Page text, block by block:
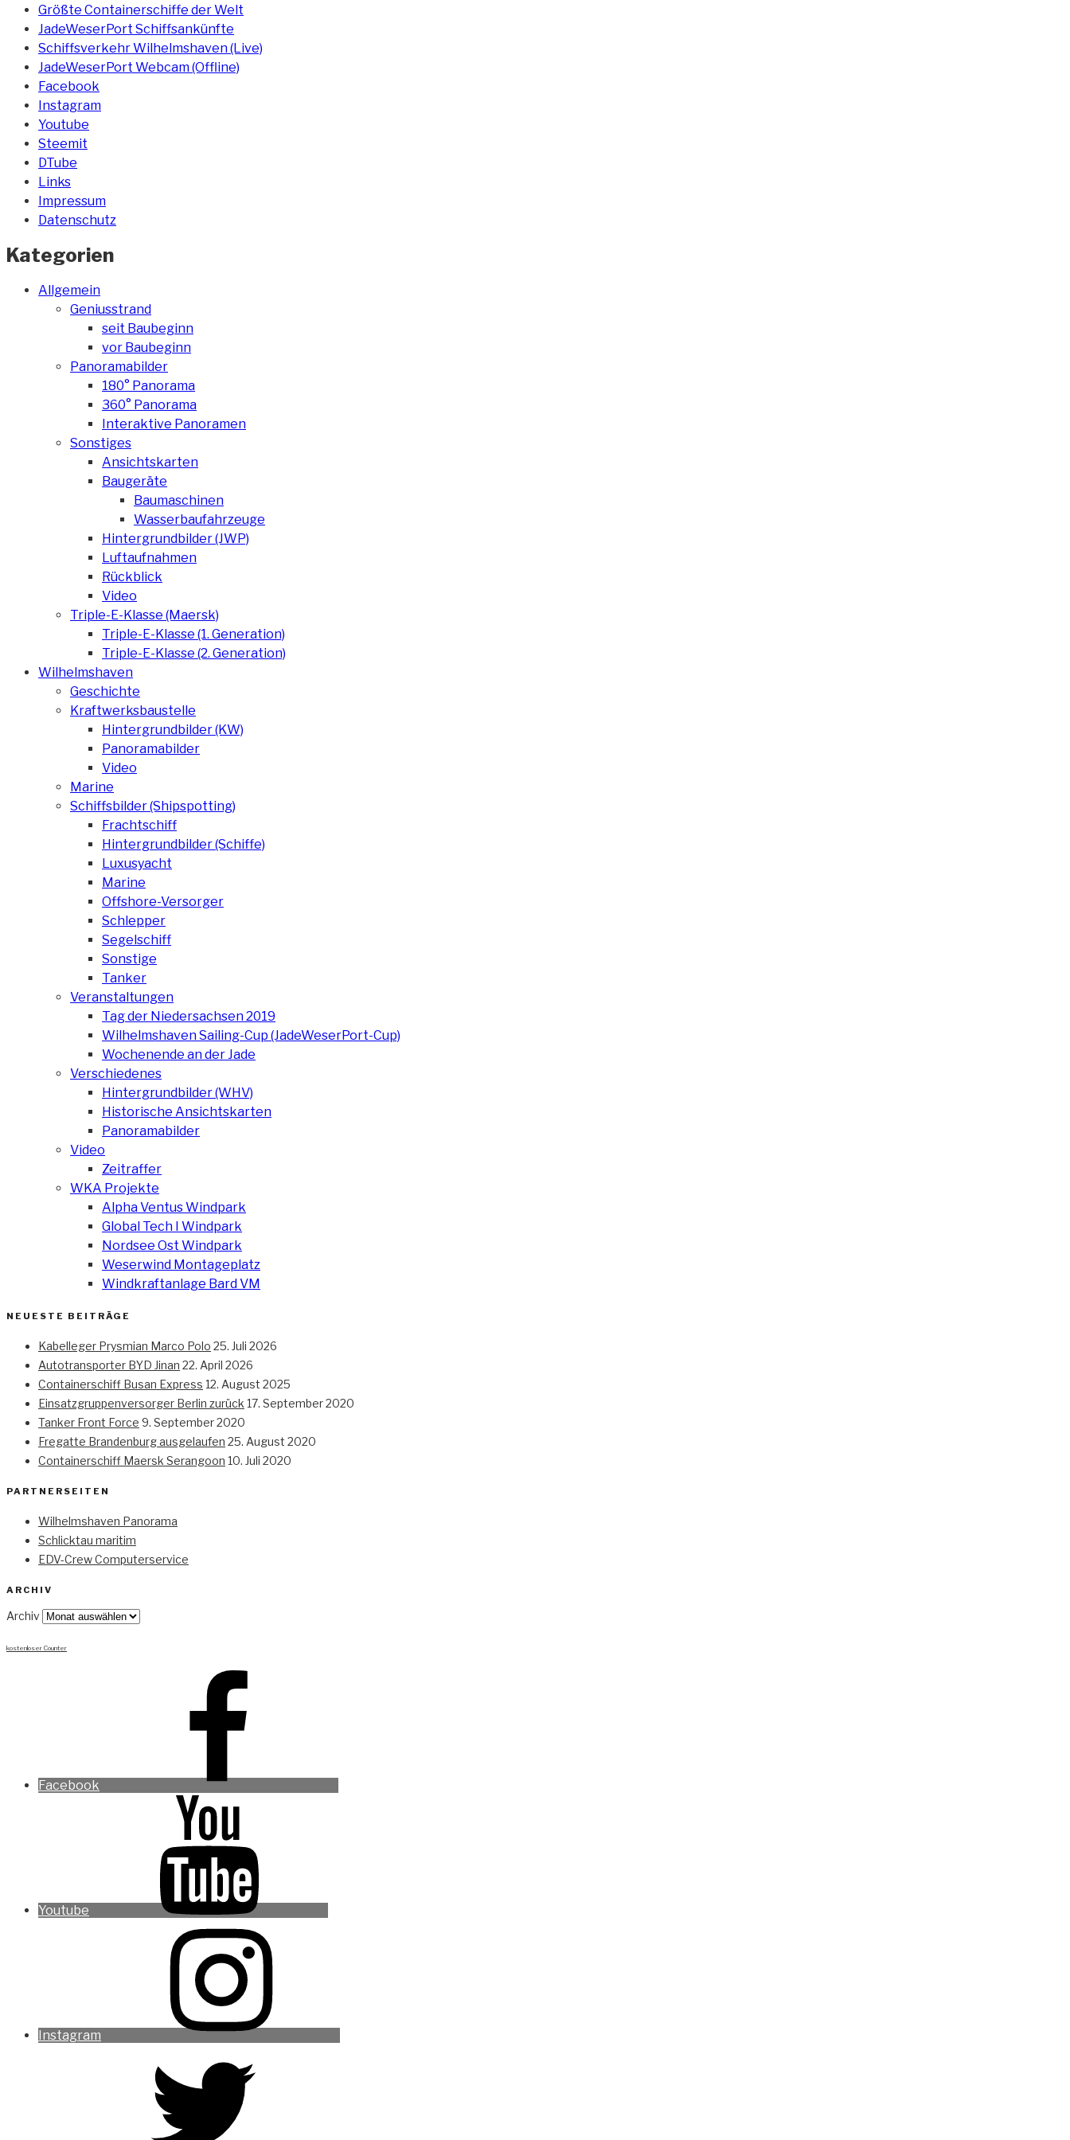
Größte Containerschiffe der Welt
JadeWeserPort Schiffsankünfte
Schiffsverkehr Wilhelmshaven (Live)
JadeWeserPort Webcam (Offline)
Facebook
Instagram
Youtube
Steemit
DTube
Links
Impressum
Datenschutz
Kategorien
Allgemein
Geniusstrand
seit Baubeginn
vor Baubeginn
Panoramabilder
180° Panorama
360° Panorama
Interaktive Panoramen
Sonstiges
Ansichtskarten
Baugeräte
Baumaschinen
Wasserbaufahrzeuge
Hintergrundbilder (JWP)
Luftaufnahmen
Rückblick
Video
Triple-E-Klasse (Maersk)
Triple-E-Klasse (1. Generation)
Triple-E-Klasse (2. Generation)
Wilhelmshaven
Geschichte
Kraftwerksbaustelle
Hintergrundbilder (KW)
Panoramabilder
Video
Marine
Schiffsbilder (Shipspotting)
Frachtschiff
Hintergrundbilder (Schiffe)
Luxusyacht
Marine
Offshore-Versorger
Schlepper
Segelschiff
Sonstige
Tanker
Veranstaltungen
Tag der Niedersachsen 2019
Wilhelmshaven Sailing-Cup (JadeWeserPort-Cup)
Wochenende an der Jade
Verschiedenes
Hintergrundbilder (WHV)
Historische Ansichtskarten
Panoramabilder
Video
Zeitraffer
WKA Projekte
Alpha Ventus Windpark
Global Tech I Windpark
Nordsee Ost Windpark
Weserwind Montageplatz
Windkraftanlage Bard VM
NEUESTE BEITRÄGE
Kabelleger Prysmian Marco Polo 25. Juli 2026
Autotransporter BYD Jinan 22. April 2026
Containerschiff Busan Express 12. August 2025
Einsatzgruppenversorger Berlin zurück 17. September 2020
Tanker Front Force 9. September 2020
Fregatte Brandenburg ausgelaufen 25. August 2020
Containerschiff Maersk Serangoon 10. Juli 2020
PARTNERSEITEN
Wilhelmshaven Panorama
Schlicktau maritim
EDV-Crew Computerservice
ARCHIV
Archiv
kostenloser Counter
Facebook
Youtube
Instagram